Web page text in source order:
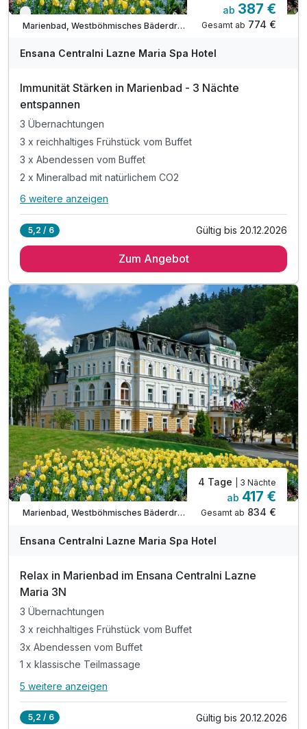
Verfügbar bis Dezember
Marienbad, Westböhmisches Bäderdreieck
ab 387 €
Gesamt ab 774 €
Ensana Centralni Lazne Maria Spa Hotel
Immunität Stärken in Marienbad - 3 Nächte
entspannen
3 Übernachtungen
3 x reichhaltiges Frühstück vom Buffet
3 x Abendessen vom Buffet
2 x Mineralbad mit natürlichem CO2
Alle Inklusivleistungen
3 x reichhaltiges Frühstück vom Buffet
2 x Mineralbad mit natürlichem CO2
2 x Sauerstofftherapie
2 x Inhalation
inkl. Nutzung Pool
inkl. Nutzung Fitnessbereich
inkl. Ensana Marienbad Vorteilskarte
inkl. Nutzung W-Lan
6 weitere anzeigen
5,2 / 6 Gültig bis 20.12.2026
Zum Angebot
Verfügbar bis Dezember
Marienbad, Westböhmisches Bäderdreieck
4 Tage | 3 Nächte
ab 417 €
Gesamt ab 834 €
Ensana Centralni Lazne Maria Spa Hotel
Relax in Marienbad im Ensana Centralni Lazne
Maria 3N
3 Übernachtungen
3 x reichhaltiges Frühstück vom Buffet
3x Abendessen vom Buffet
1 x klassische Teilmassage
Alle Inklusivleistungen
5 weitere anzeigen
5,2 / 6 Gültig bis 20.12.2026